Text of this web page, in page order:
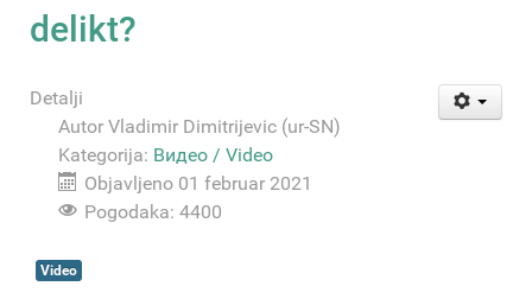
delikt?
Detalji
Autor Vladimir Dimitrijevic (ur-SN)
Kategorija: Видео / Video
Objavljeno 01 februar 2021
Pogodaka: 4400
Video